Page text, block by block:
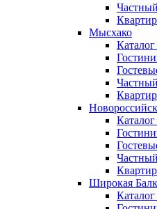
Мысхако
Новороссийск
Широкая